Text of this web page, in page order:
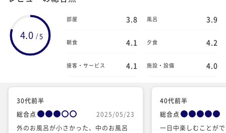
4.0 / 5
部屋 3.8 風呂 3.9
朝食 4.1 夕食 4.2
接客・サービス 4.1 施設・設備 4.0
30代前半
総合点
2025/05/23
外のお風呂が小さかった、中のお風呂
40代前半
総合点
一日中楽しむことが